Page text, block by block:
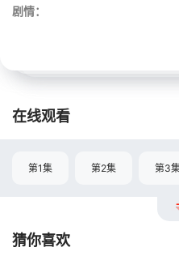
剧情：
在线观看
第1集 第2集 第3
猜你喜欢